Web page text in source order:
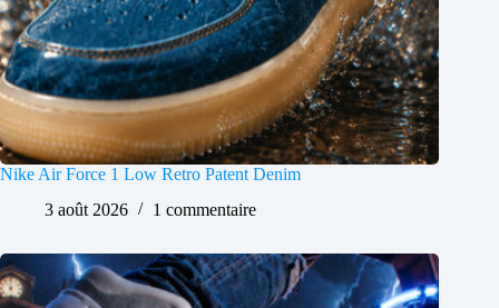
Nike Air Force 1 Low Retro Patent Denim
3 août 2026
1 commentaire